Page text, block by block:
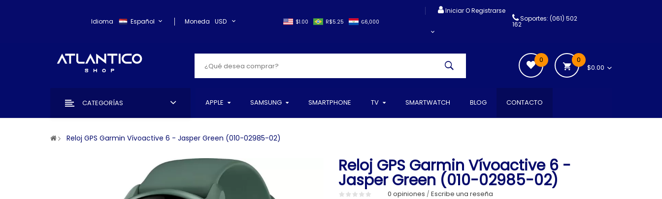
Idioma Español Moneda USD $1.00 ₲6,000
R$5.25
Iniciar O Registrarse
Soportes: (061) 502
162
0
$0.00
0
CATEGORÍAS APPLE SAMSUNG SMARTPHONE TV SMARTWATCH BLOG CONTACTO
Reloj GPS Garmin Vívoactive 6 - Jasper Green (010-02985-02)
Reloj GPS Garmin Vívoactive 6 -
Jasper Green (010-02985-02)
0 opiniones / Escribe una reseña